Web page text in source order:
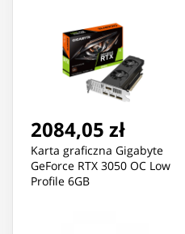
2084,05 zł
Karta graficzna Gigabyte
GeForce RTX 3050 OC Low
Profile 6GB